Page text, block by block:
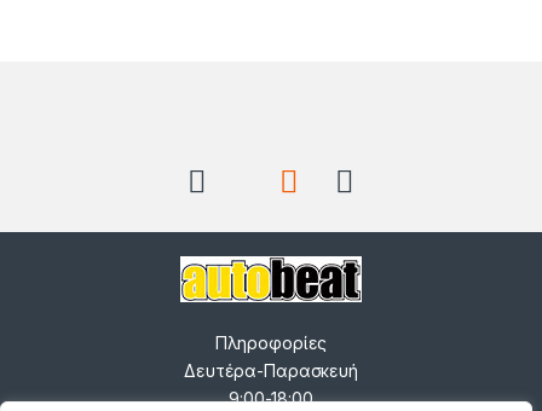
Πληροφορίες
Δευτέρα-Παρασκευή
9:00-18:00